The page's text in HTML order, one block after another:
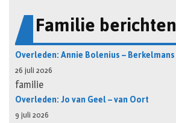
Familie berichten
Overleden: Annie Bolenius – Berkelmans
26 juli 2026
familie
Overleden: Jo van Geel – van Oort
9 juli 2026